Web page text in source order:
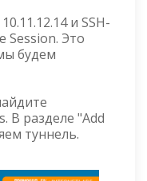
и SSH-
Session. Это
будем
В разделе "Add
туннель.